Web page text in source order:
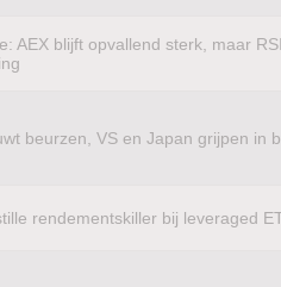
AEX blijft opvallend sterk, maar
beurzen, VS en Japan grijpen in
rendementskiller bij leveraged